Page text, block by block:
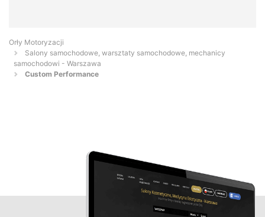
Orły Motoryzacji
Salony samochodowe, warsztaty samochodowe, mechanicy
samochodowi - Warszawa
Custom Performance